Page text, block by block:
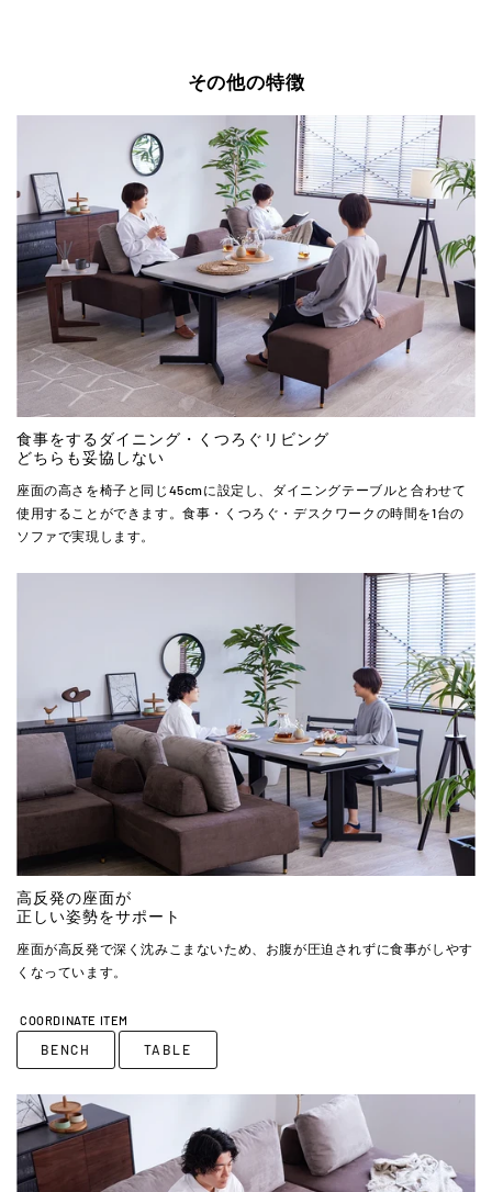
その他の特徴
食事をするダイニング・くつろぐリビング
どちらも妥協しない
座面の高さを椅子と同じ45cmに設定し、ダイニングテーブルと合わせて
使用することができます。食事・くつろぐ・デスクワークの時間を1台の
ソファで実現します。
高反発の座面が
正しい姿勢をサポート
座面が高反発で深く沈みこまないため、お腹が圧迫されずに食事がしやす
くなっています。
COORDINATE ITEM
BENCH TABLE